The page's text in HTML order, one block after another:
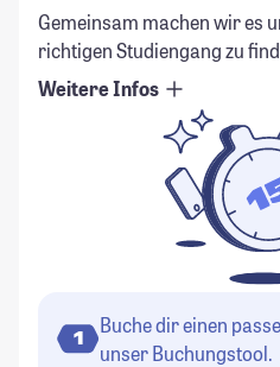
Gemeinsam machen wir es
richtigen Studiengang zu
Weitere Infos
1
Buche dir einen
unser Buchungstool.